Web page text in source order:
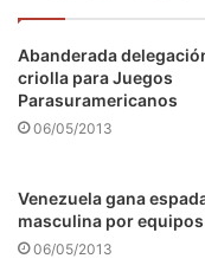
Abanderada
criolla para Juegos
Parasuramericanos
06/05/2013
Venezuela gana
masculina por equipos
06/05/2013